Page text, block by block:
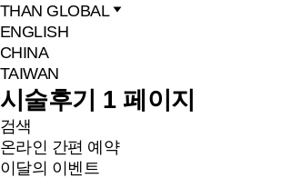
THAN GLOBAL
ENGLISH
CHINA
TAIWAN
시술후기 1 페이지
검색
온라인 간편 예약
이달의 이벤트